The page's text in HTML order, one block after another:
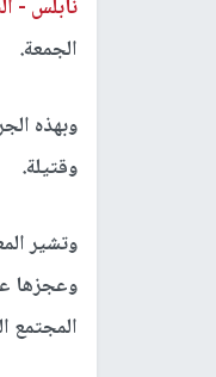
نابلس -
الجمعة.
وقتيلة.
وتشير
وعجزها
المجتمع